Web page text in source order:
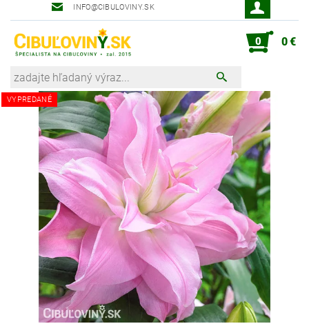
INFO@CIBULOVINY.SK
0 0 €
VYPREDANÉ
Robot zahradník Peter